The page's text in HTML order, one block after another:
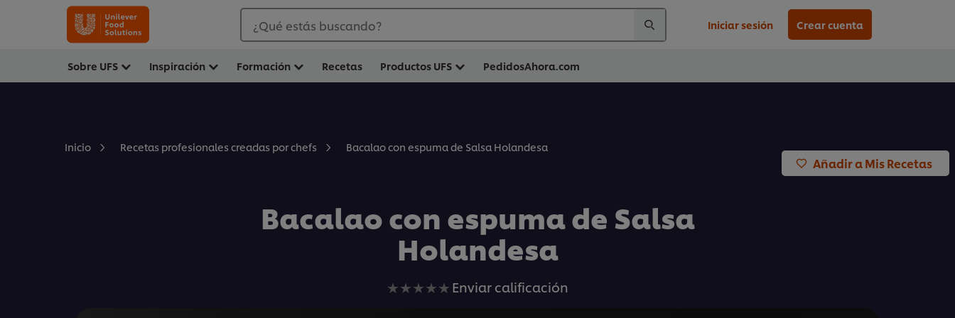
¿Qué estás buscando? Iniciar sesión Crear cuenta
Sobre UFS Inspiración Formación Recetas Productos UFS PedidosAhora.com
Inicio Recetas profesionales creadas por chefs Bacalao con espuma de Salsa Holandesa
Añadir a Mis Recetas
Bacalao con espuma de Salsa
Holandesa
No
Enviar calificación